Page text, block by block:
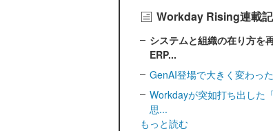
Workday Rising連載
システムと組織の在り方を
ERP...
GenAI登場で大きく変わっ
Workdayが突如打ち出した
思...
もっと読む